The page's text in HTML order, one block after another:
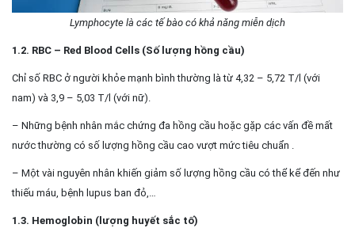
Lymphocyte là các tế bào có khả năng miễn dịch
1.2. RBC – Red Blood Cells (Số lượng hồng cầu)
Chỉ số RBC ở người khỏe mạnh bình thường là từ 4,32 – 5,72 T/l (với
nam) và 3,9 – 5,03 T/l (với nữ).
– Những bệnh nhân mắc chứng đa hồng cầu hoặc gặp các vấn đề mất
nước thường có số lượng hồng cầu cao vượt mức tiêu chuẩn .
– Một vài nguyên nhân khiến giảm số lượng hồng cầu có thể kể đến như
thiếu máu, bệnh lupus ban đỏ,…
1.3. Hemoglobin (lượng huyết sắc tố)